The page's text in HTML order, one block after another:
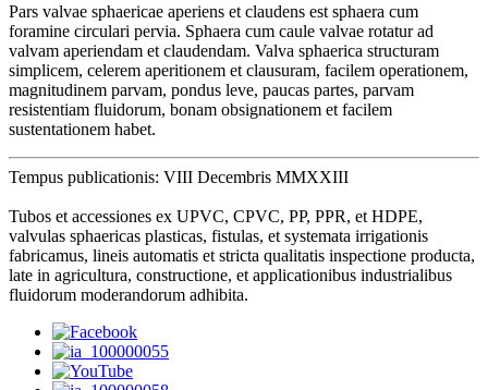
Pars valvae sphaericae aperiens et claudens est sphaera cum
foramine circulari pervia. Sphaera cum caule valvae rotatur ad
valvam aperiendam et claudendam. Valva sphaerica structuram
simplicem, celerem aperitionem et clausuram, facilem operationem,
magnitudinem parvam, pondus leve, paucas partes, parvam
resistentiam fluidorum, bonam obsignationem et facilem
sustentationem habet.
Tempus publicationis: VIII Decembris MMXXIII
Tubos et accessiones ex UPVC, CPVC, PP, PPR, et HDPE,
valvulas sphaericas plasticas, fistulas, et systemata irrigationis
fabricamus, lineis automatis et stricta qualitatis inspectione producta,
late in agricultura, constructione, et applicationibus industrialibus
fluidorum moderandorum adhibita.